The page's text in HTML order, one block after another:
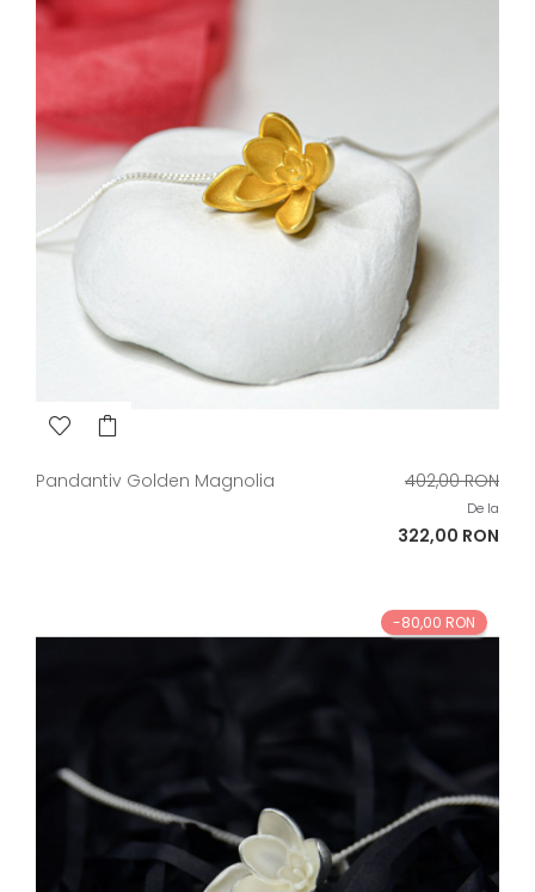
Pandantiv Golden Magnolia
Pret
baza
402,00 RON
De la
Pret
322,00 RON
-80,00 RON